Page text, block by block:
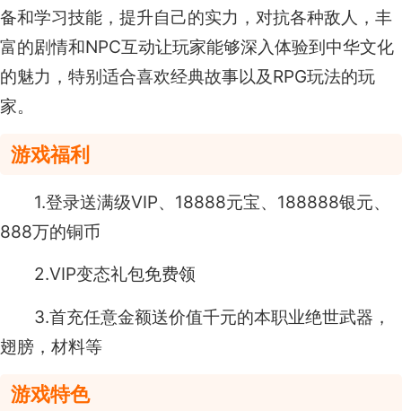
备和学习技能，提升自己的实力，对抗各种敌人，丰
富的剧情和NPC互动让玩家能够深入体验到中华文化
的魅力，特别适合喜欢经典故事以及RPG玩法的玩
家。
游戏福利
1.登录送满级VIP、18888元宝、188888银元、
888万的铜币
2.VIP变态礼包免费领
3.首充任意金额送价值千元的本职业绝世武器，
翅膀，材料等
游戏特色